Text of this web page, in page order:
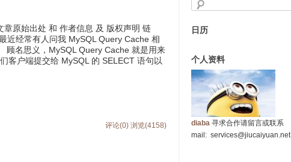
原始出处 和 作者信息 及 版权声明 链
近经常有人问我 MySQL Query Cache 相
顾名思义，MySQL Query Cache 就是用来
客户端提交给 MySQL 的 SELECT 语句以
评论(0) 浏览(4158)
日历
个人资料
diaba 寻求合作请留言或联系
mail: services@jiucaiyuan.net